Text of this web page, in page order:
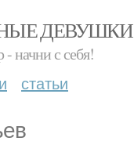
ДЕВУШКИ
начни с себя!
статьи